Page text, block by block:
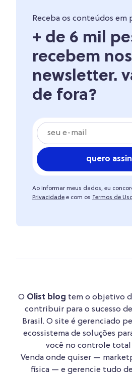
Receba os conteúdos em
+ de 6 mil
recebem
newsletter.
de fora?
quero
Ao informar meus dados, eu
Privacidade e com os Termos de
O Olist blog tem o objetivo
contribuir para o sucesso
Brasil. O site é gerenciado
ecossistema de soluções
você no controle
Venda onde quiser —
física — e gerencie tudo